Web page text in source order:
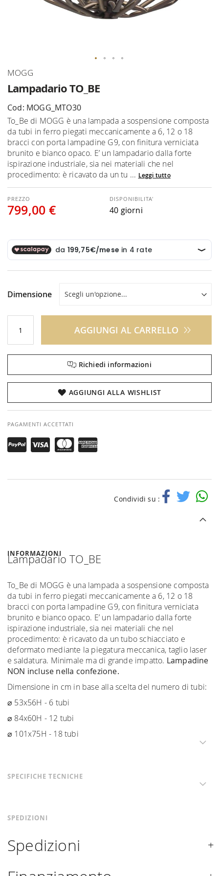
Lampadario TO_BE
MOGG
Cod: MOGG_MTO30
To_Be di MOGG è una lampada a sospensione composta
da tubi in ferro piegati meccanicamente a 6, 12 o 18
bracci con porta lampadine G9, con finitura verniciata
brunito e bianco opaco. E’ un lampadario dalla forte
ispirazione industriale, sia nei materiali che nel
procedimento: è ricavato da un tu ... Leggi tutto
799,00 €
DISPONIBILITA'
40 giorni
Dimensione
AGGIUNGI AL CARRELLO
Richiedi informazioni
AGGIUNGI ALLA WISHLIST
PAGAMENTI ACCETTATI
Condividi su :
Vai
della
galleria
di
immagini
INFORMAZIONI
Lampadario TO_BE
To_Be di MOGG è una lampada a sospensione composta
da tubi in ferro piegati meccanicamente a 6, 12 o 18
bracci con porta lampadine G9, con finitura verniciata
brunito e bianco opaco. E’ un lampadario dalla forte
ispirazione industriale, sia nei materiali che nel
procedimento: è ricavato da un tubo schiacciato e
deformato mediante la piegatura meccanica, taglio laser
e saldatura. Minimale ma di grande impatto. Lampadine
NON incluse nella confezione.
Dimensione in cm in base alla scelta del numero di tubi:
⌀ 53x56H - 6 tubi
⌀ 84x60H - 12 tubi
⌀ 101x75H - 18 tubi
SPECIFICHE TECNICHE
SPEDIZIONI
Spedizioni